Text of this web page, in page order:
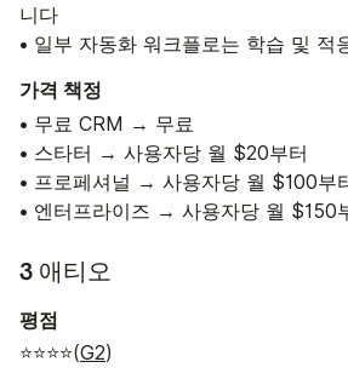
니다
• 일부 자동화 워크플로는 학습 및 적
가격 책정
• 무료 CRM → 무료
• 스타터 → 사용자당 월 $20부터
• 프로페셔널 → 사용자당 월 $100부
• 엔터프라이즈 → 사용자당 월 $150
3 애티오
평점
⭐⭐⭐⭐(G2)